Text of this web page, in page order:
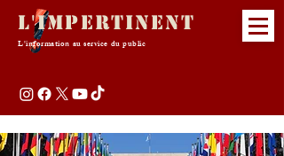
L'Impertinent
L'information au service du public